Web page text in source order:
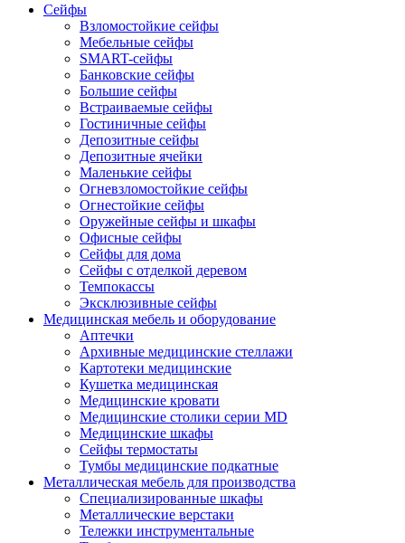
Сейфы
Взломостойкие сейфы
Мебельные сейфы
SMART-сейфы
Банковские сейфы
Большие сейфы
Встраиваемые сейфы
Гостиничные сейфы
Депозитные сейфы
Депозитные ячейки
Маленькие сейфы
Огневзломостойкие сейфы
Огнестойкие сейфы
Оружейные сейфы и шкафы
Офисные сейфы
Сейфы для дома
Сейфы с отделкой деревом
Темпокассы
Эксклюзивные сейфы
Медицинская мебель и оборудование
Аптечки
Архивные медицинские стеллажи
Картотеки медицинские
Кушетка медицинская
Медицинские кровати
Медицинские столики серии MD
Медицинские шкафы
Сейфы термостаты
Тумбы медицинские подкатные
Металлическая мебель для производства
Cпециализированные шкафы
Металлические верстаки
Тележки инструментальные